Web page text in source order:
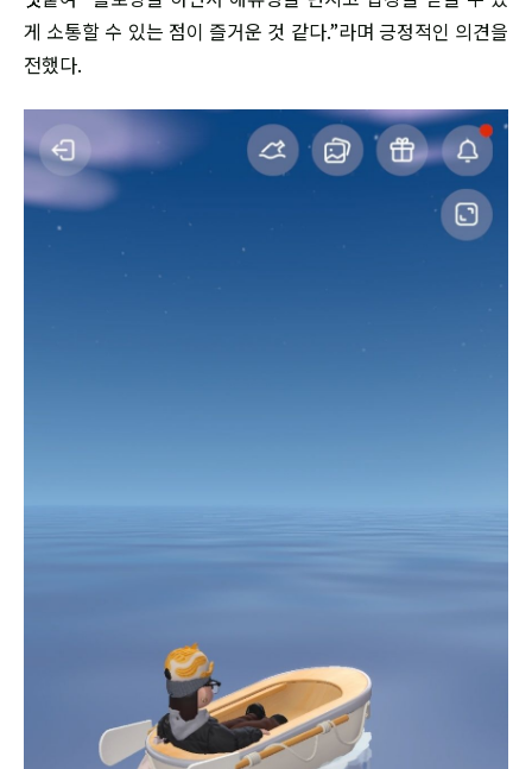
게 소통할 수 있는 점이 즐거운 것 같다.”라며 긍정적인 의견을
전했다.